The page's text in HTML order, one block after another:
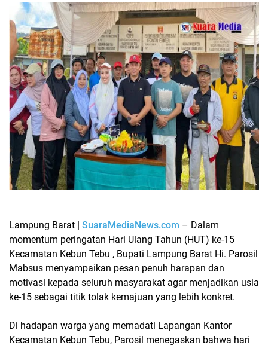
Lampung Barat | SuaraMediaNews.com – Dalam
momentum peringatan Hari Ulang Tahun (HUT) ke-15
Kecamatan Kebun Tebu , Bupati Lampung Barat Hi. Parosil
Mabsus menyampaikan pesan penuh harapan dan
motivasi kepada seluruh masyarakat agar menjadikan usia
ke-15 sebagai titik tolak kemajuan yang lebih konkret.
Di hadapan warga yang memadati Lapangan Kantor
Kecamatan Kebun Tebu, Parosil menegaskan bahwa hari